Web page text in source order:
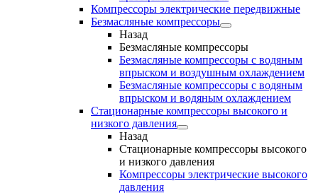
Компрессоры электрические передвижные
Безмасляные компрессоры
Назад
Безмасляные компрессоры
Безмасляные компрессоры с водяным
впрыском и воздушным охлаждением
Безмасляные компрессоры с водяным
впрыском и водяным охлаждением
Стационарные компрессоры высокого и
низкого давления
Назад
Стационарные компрессоры высокого
и низкого давления
Компрессоры электрические высокого
давления